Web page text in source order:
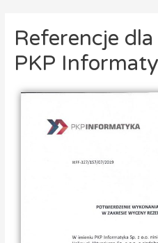
Referencje
PKP